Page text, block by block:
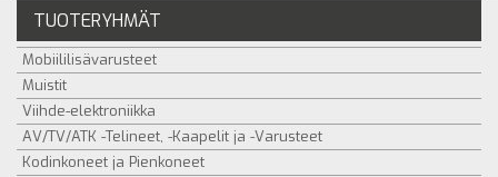
TUOTERYHMÄT
Mobiililisävarusteet
Muistit
Viihde-elektroniikka
AV/TV/ATK -Telineet, -Kaapelit ja -Varusteet
Kodinkoneet ja Pienkoneet